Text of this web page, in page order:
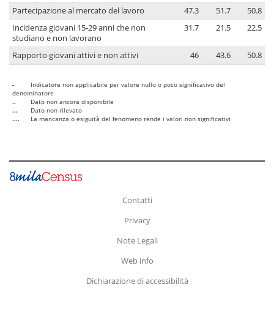
Partecipazione al mercato del lavoro 47.3 51.7
50.8
Incidenza giovani 15-29 anni che non
studiano e non lavorano
31.7 21.5 22.5
Rapporto giovani attivi e non attivi 46 43.6 50.8
-
Indicatore non applicabile per valore nullo o poco significativo del
denominatore
..
Dato non ancora disponibile
...
Dato non rilevato
....
La mancanza o esiguità del fenomeno rende i valori non significativi
Contatti
Privacy
Note Legali
Web info
Dichiarazione di accessibilità